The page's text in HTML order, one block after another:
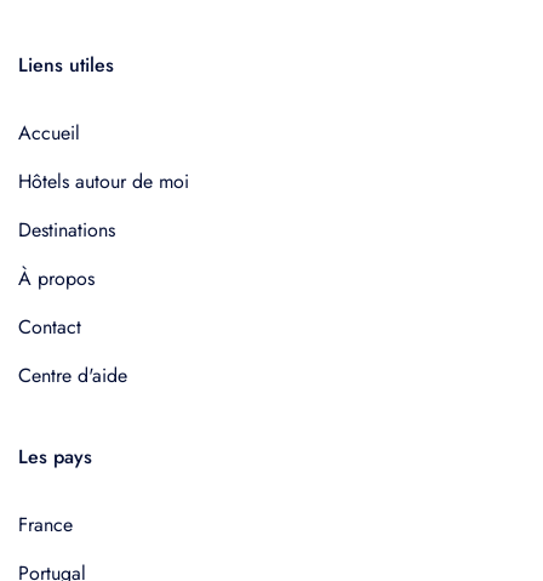
Liens utiles
Accueil
Hôtels autour de moi
Destinations
À propos
Contact
Centre d'aide
Les pays
France
Portugal